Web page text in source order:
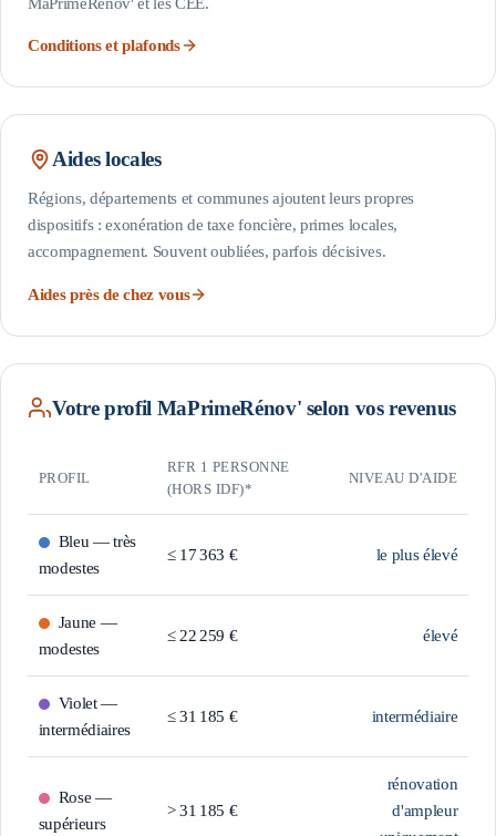
Conditions et plafonds
Aides locales
Régions, départements et communes ajoutent leurs propres
dispositifs : exonération de taxe foncière, primes locales,
accompagnement. Souvent oubliées, parfois décisives.
Aides près de chez vous
Votre profil MaPrimeRénov' selon vos revenus
PROFIL
RFR 1 PERSONNE
(HORS IDF)*
NIVEAU D'AIDE
Bleu — très
modestes
≤ 17 363 € le plus élevé
Jaune —
modestes
≤ 22 259 € élevé
Violet —
intermédiaires
≤31 185 € intermédiaire
Rose —
supérieurs
>31 185 €
rénovation
d'ampleur